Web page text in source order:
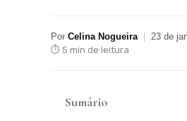
Por Celina Nogueira 23 de
⏱ 5 min de leitura
Sumário